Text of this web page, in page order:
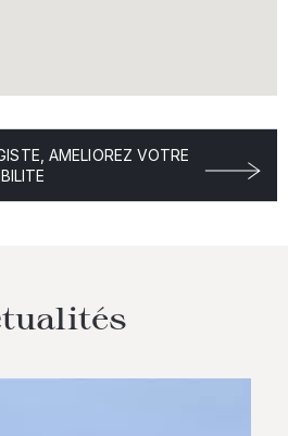
AMELIOREZ VOTRE